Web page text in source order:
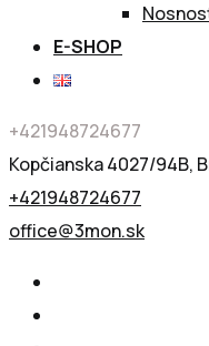
E-SHOP
+421948724677
Kopčianska 4027/94B,
+421948724677
office@3mon.sk